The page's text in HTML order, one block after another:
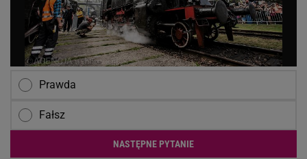
Prawda
Fałsz
NASTĘPNE PYTANIE